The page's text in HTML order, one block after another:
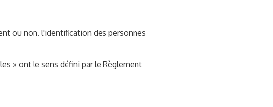
ou non, l'identification des personnes
» ont le sens défini par le Règlement